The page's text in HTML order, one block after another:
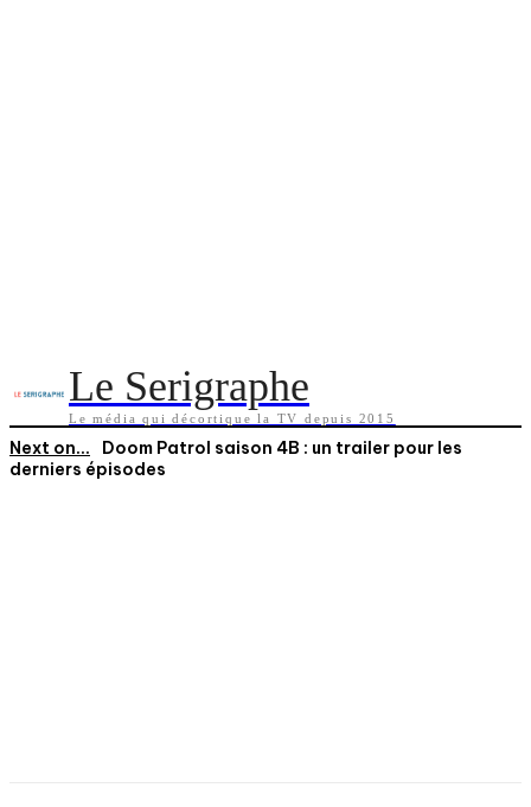
Le Serigraphe
Le média qui décortique la TV depuis 2015
Next on...
Doom Patrol saison 4B : un trailer pour les
derniers épisodes